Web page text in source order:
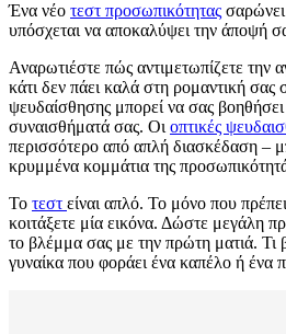
Ένα νέο τεστ προσωπικότητας
υπόσχεται να αποκαλύψει την άποψή
Αναρωτιέστε πώς αντιμετωπίζετε την
κάτι δεν πάει καλά στη ρομαντική σας
ψευδαίσθησης μπορεί να σας
συναισθήματά σας. Οι οπτικές
περισσότερο από απλή διασκέδαση –
κρυμμένα κομμάτια της
Το τεστ είναι απλό. Το μόνο που
κοιτάξετε μία εικόνα. Δώστε μεγάλη
το βλέμμα σας με την πρώτη ματιά. Τι
γυναίκα που φοράει ένα καπέλο ή ένα